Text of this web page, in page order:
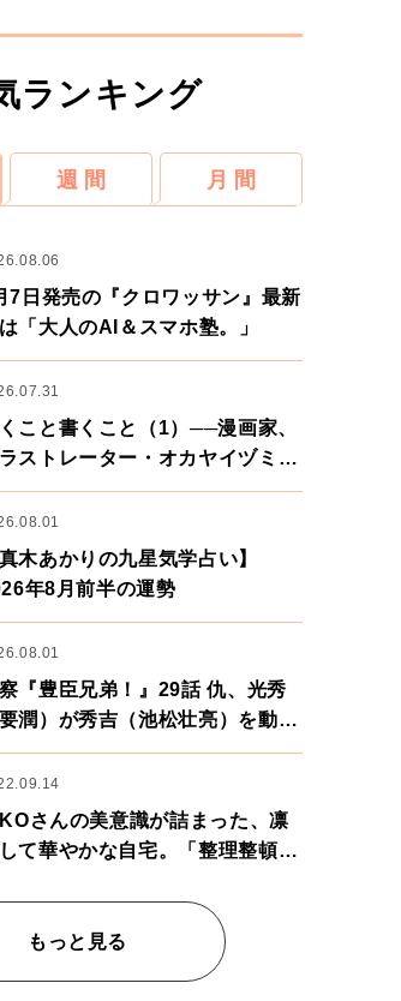
ランキング
週 間 月 間
7日発売の『クロワッサン』最新
「大人のAI＆スマホ塾。」
こと書くこと（1）──漫画家、
ストレーター・オカヤイヅミさ
漫画家・鶴谷香央理さん
真木あかりの九星気学占い】
年8月前半の運勢
『豊臣兄弟！』29話 仇、光秀
要潤）が秀吉（池松壮亮）を動か
天下に向けた兄弟の分岐点。
さんの美意識が詰まった、凛
て華やかな自宅。「整理整頓は
もっと見る